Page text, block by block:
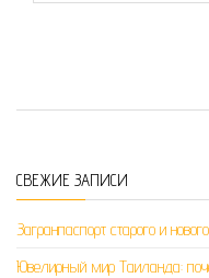
СВЕЖИЕ ЗАПИСИ
Загранпаспорт старого и
Ювелирный мир Таиланда: